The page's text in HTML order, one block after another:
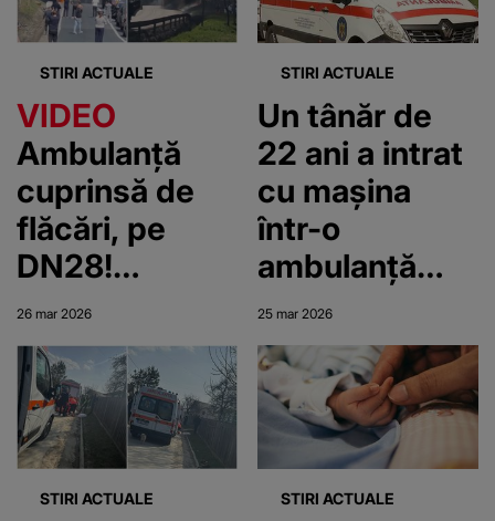
ce a fost lovită
cu pumnii
STIRI ACTUALE
VIDEO
Ambulanță
cuprinsă de
flăcări, pe
DN28!
Intervenție de
urgență a
autorităților
26 mar 2026
STIRI ACTUALE
Un tânăr de
22 ani a intrat
cu mașina
într-o
ambulanță
aflată în
misiune, în
București.
Alte două
autoturisme,
implicate
25 mar 2026
STIRI ACTUALE STIRI ACTUALE